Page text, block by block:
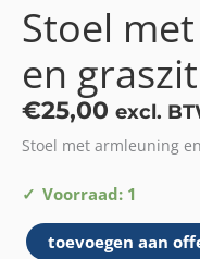
Stoel
en graszit
€25,00 excl.
Stoel met armleuning
Voorraad: 1
Stoel
met
armleuning
toevoegen aan